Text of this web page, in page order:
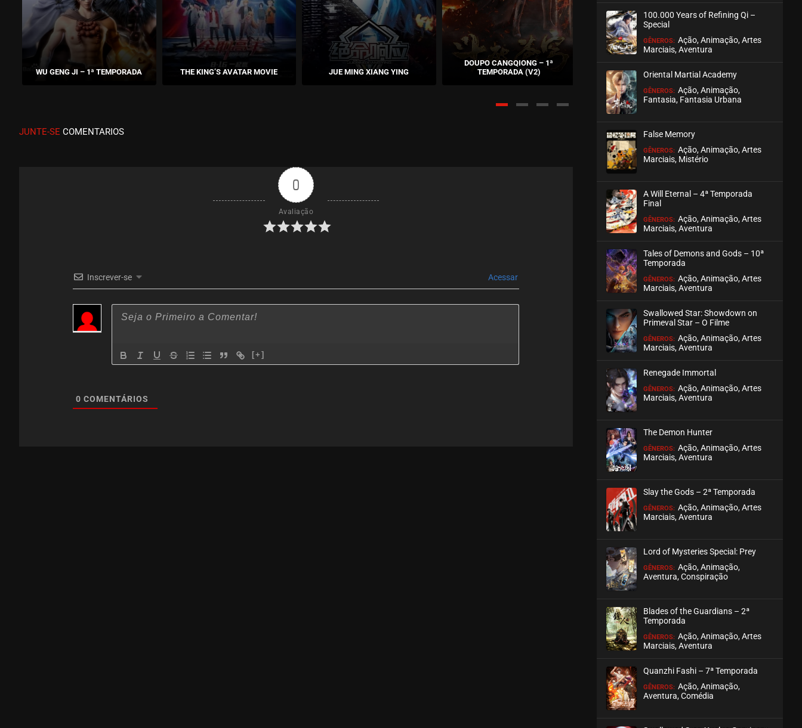
ASSISTIDO
WU GENG JI – 1ª TEMPORADA THE KING’S AVATAR MOVIE JUE MING XIANG YING
DOUPO CANGQIONG – 1ª
TEMPORADA (V2)
TEMPORADA
JUNTE-SE COMENTARIOS
0
Avaliação
Inscrever-se Acessar
[+]
0 COMENTÁRIOS
100.000 Years of Refining Qi –
Special
GÊNEROS: Ação, Animação, Artes
Marciais, Aventura
Oriental Martial Academy
GÊNEROS: Ação, Animação,
Fantasia, Fantasia Urbana
False Memory
GÊNEROS: Ação, Animação, Artes
Marciais, Mistério
A Will Eternal – 4ª Temporada
Final
GÊNEROS: Ação, Animação, Artes
Marciais, Aventura
Tales of Demons and Gods – 10ª
Temporada
GÊNEROS: Ação, Animação, Artes
Marciais, Aventura
Swallowed Star: Showdown on
Primeval Star – O Filme
GÊNEROS: Ação, Animação, Artes
Marciais, Aventura
Renegade Immortal
GÊNEROS: Ação, Animação, Artes
Marciais, Aventura
The Demon Hunter
GÊNEROS: Ação, Animação, Artes
Marciais, Aventura
Slay the Gods – 2ª Temporada
GÊNEROS: Ação, Animação, Artes
Marciais, Aventura
Lord of Mysteries Special: Prey
GÊNEROS: Ação, Animação,
Aventura, Conspiração
Blades of the Guardians – 2ª
Temporada
GÊNEROS: Ação, Animação, Artes
Marciais, Aventura
Quanzhi Fashi – 7ª Temporada
GÊNEROS: Ação, Animação,
Aventura, Comédia